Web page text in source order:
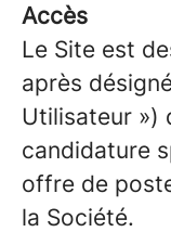
Accès
Le Site est
après
Utilisateur »)
candidature
offre de
la Société.